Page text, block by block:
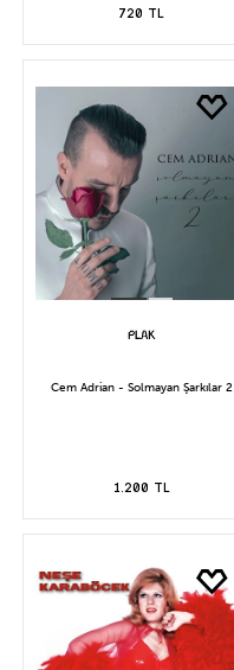
720 TL
Cem Adrian - Solmayan Şarkılar 2
1.200 TL